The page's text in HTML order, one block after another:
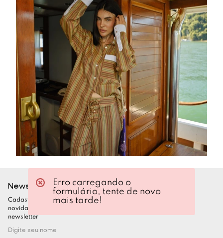
Newsletter
Cadastre-se para ficar por dentro de todas as nossas
novidades. Garanta seu desconto assinando nossa
newsletter
Erro carregando o
formulário, tente de novo
mais tarde!